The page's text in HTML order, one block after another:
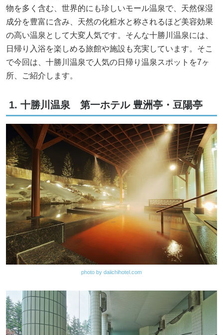
物を多く含む、世界的にも珍しいモール温泉で、天然保湿
成分を豊富に含み、天然の化粧水と称されるほど美容効果
の高い温泉として大変人気です。そんな十勝川温泉には、
日帰り入浴を楽しめる旅館や施設も充実しています。そこ
で今回は、十勝川温泉で人気の日帰り温泉スポットを7ヶ
所、ご紹介します。
1. 十勝川温泉 第一ホテル 豊洲亭・豆陽亭
photo by daiichihotel.com